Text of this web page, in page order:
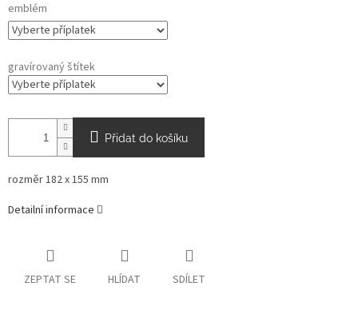
emblém
gravírovaný štítek
Přidat do košíku
rozměr 182 x 155 mm
Detailní informace
ZEPTAT SE HLÍDAT SDÍLET